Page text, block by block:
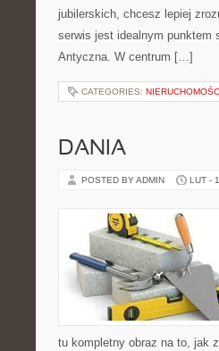
jubilerskich, chcesz lepiej
serwis jest idealnym punktem
Antyczna. W centrum […]
CATEGORIES:
DANIA
POSTED BY ADMIN LUT -
tu kompletny obraz na to, jak